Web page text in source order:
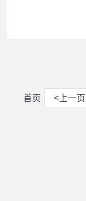
首页 <上一页